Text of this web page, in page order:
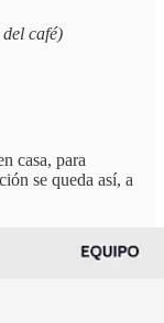
café)
casa, para
se queda así, a